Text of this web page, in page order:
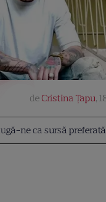
ne ca sursă
de Cristina Țapu,